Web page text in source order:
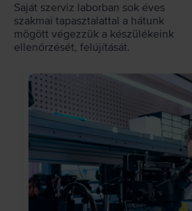
Saját szerviz laborban sok éves
szakmai tapasztalattal a hátunk
mögött végezzük a készülékeink
ellenőrzését, felújítását.